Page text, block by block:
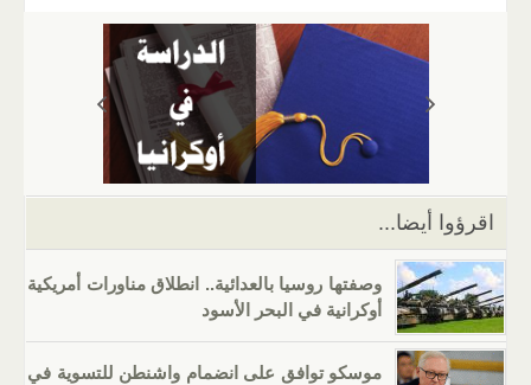
k
er
e
n
gr
a
m
s
A
p
p
اقرؤوا أيضا...
وصفتها روسيا بالعدائية.. انطلاق مناورات أمريكية
أوكرانية في البحر الأسود
موسكو توافق على انضمام واشنطن للتسوية في